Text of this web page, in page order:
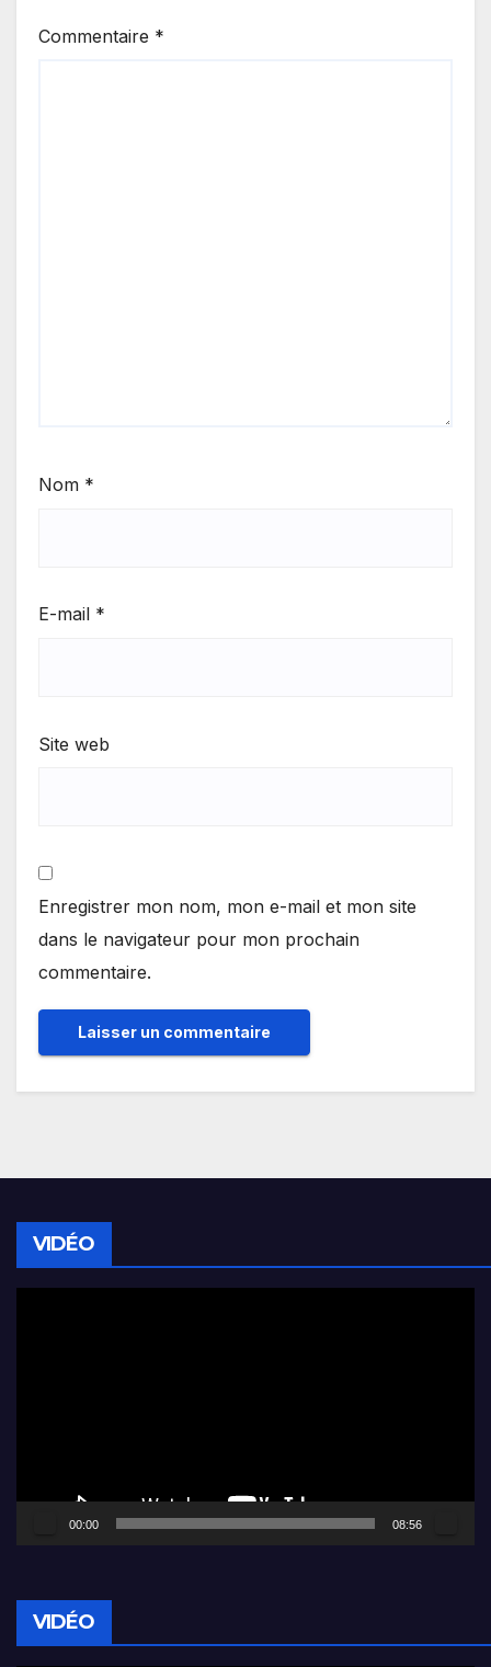
Commentaire *
Nom *
E-mail *
Site web
Enregistrer mon nom, mon e-mail et mon site
dans le navigateur pour mon prochain
commentaire.
VIDÉO
00:00 08:56
VIDÉO